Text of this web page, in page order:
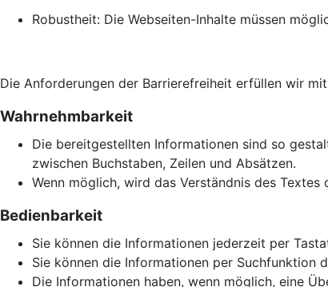
Robustheit: Die Webseiten-Inhalte müssen
Die Anforderungen der Barrierefreiheit erfüllen wir
Wahrnehmbarkeit
Die bereitgestellten Informationen sind so
zwischen Buchstaben, Zeilen und Absätzen.
Wenn möglich, wird das Verständnis des
Bedienbarkeit
Sie können die Informationen jederzeit per
Sie können die Informationen per Suchfunktion
Die Informationen haben, wenn möglich, eine